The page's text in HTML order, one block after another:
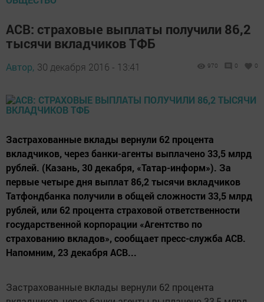
АСВ: страховые выплаты получили 86,2
тысячи вкладчиков ТФБ
Автор, 30 декабря 2016 - 13:41 970 0 0
Застрахованные вклады вернули 62 процента
вкладчиков, через банки-агенты выплачено 33,5 млрд
рублей. (Казань, 30 декабря, «Татар-информ»). За
первые четыре дня выплат 86,2 тысячи вкладчиков
Татфондбанка получили в общей сложности 33,5 млрд
рублей, или 62 процента страховой ответственности
государственной корпорации «Агентство по
страхованию вкладов», сообщает пресс-служба АСВ.
Напомним, 23 декабря АСВ...
Застрахованные вклады вернули 62 процента